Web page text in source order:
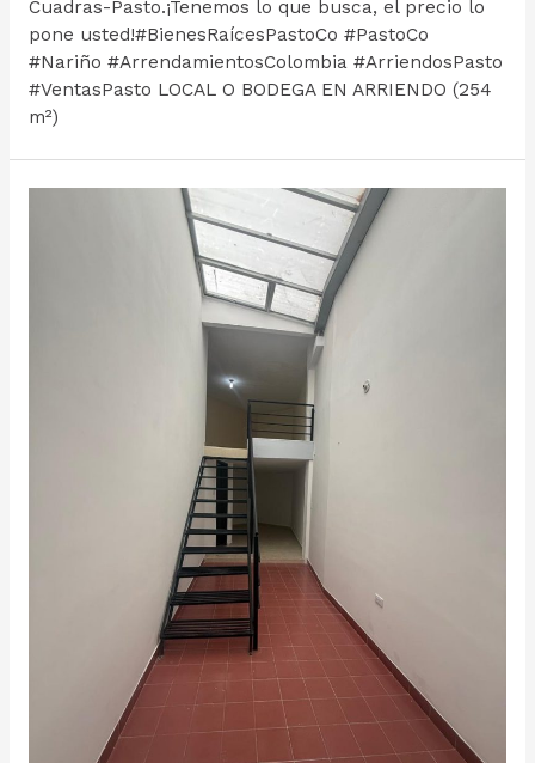
Cuadras-Pasto.¡Tenemos lo que busca, el precio lo
pone usted!#BienesRaícesPastoCo #PastoCo
#Nariño #ArrendamientosColombia #ArriendosPasto
#VentasPasto LOCAL O BODEGA EN ARRIENDO (254
m²)